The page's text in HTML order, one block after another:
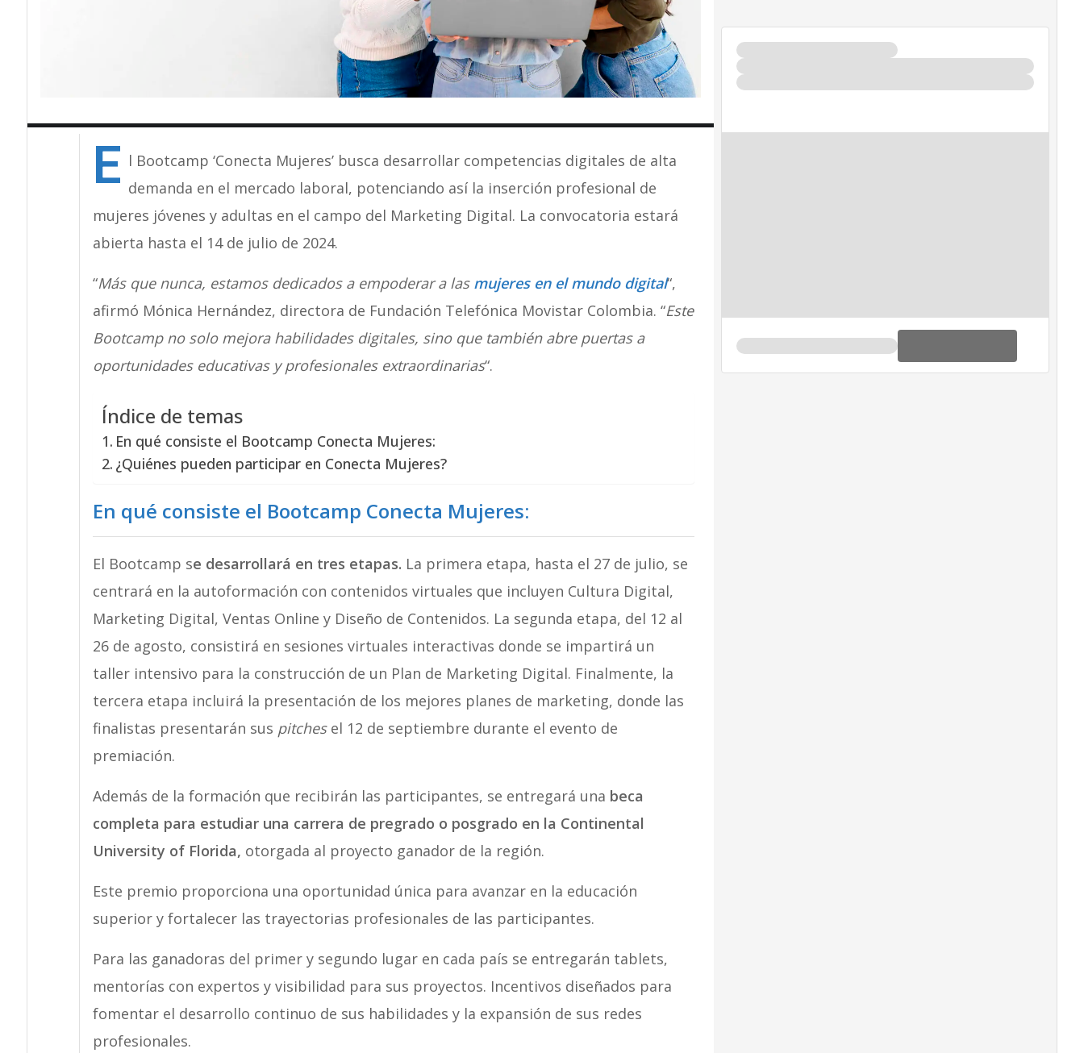
E l Bootcamp ‘Conecta Mujeres’ busca desarrollar competencias digitales de alta
demanda en el mercado laboral, potenciando así la inserción profesional de
mujeres jóvenes y adultas en el campo del Marketing Digital. La convocatoria estará
abierta hasta el 14 de julio de 2024.
“Más que nunca, estamos dedicados a empoderar a las mujeres en el mundo digital“,
afirmó Mónica Hernández, directora de Fundación Telefónica Movistar Colombia. “Este
Bootcamp no solo mejora habilidades digitales, sino que también abre puertas a
oportunidades educativas y profesionales extraordinarias“.
Índice de temas
En qué consiste el Bootcamp Conecta Mujeres:
¿Quiénes pueden participar en Conecta Mujeres?
En qué consiste el Bootcamp Conecta Mujeres:
El Bootcamp se desarrollará en tres etapas. La primera etapa, hasta el 27 de julio, se
centrará en la autoformación con contenidos virtuales que incluyen Cultura Digital,
Marketing Digital, Ventas Online y Diseño de Contenidos. La segunda etapa, del 12 al
26 de agosto, consistirá en sesiones virtuales interactivas donde se impartirá un
taller intensivo para la construcción de un Plan de Marketing Digital. Finalmente, la
tercera etapa incluirá la presentación de los mejores planes de marketing, donde las
finalistas presentarán sus pitches el 12 de septiembre durante el evento de
premiación.
Además de la formación que recibirán las participantes, se entregará una beca
completa para estudiar una carrera de pregrado o posgrado en la Continental
University of Florida, otorgada al proyecto ganador de la región.
Este premio proporciona una oportunidad única para avanzar en la educación
superior y fortalecer las trayectorias profesionales de las participantes.
Para las ganadoras del primer y segundo lugar en cada país se entregarán tablets,
mentorías con expertos y visibilidad para sus proyectos. Incentivos diseñados para
fomentar el desarrollo continuo de sus habilidades y la expansión de sus redes
profesionales.